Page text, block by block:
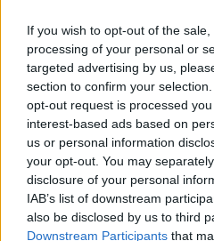
If you wish to opt-out of the
processing of your personal or
targeted advertising by us,
section to confirm your
opt-out request is processed
interest-based ads based on
us or personal information
your opt-out. You may
disclosure of your personal
IAB’s list of downstream
also be disclosed by us to third
Downstream Participants that
επιβάτιδα που
έσπασε το παράθυρο
3Ανησυχία από το
Δυτικού Νείλου με
- «Καμπανάκι» από
Αθηνών για την
υγείας
4Φωτιά σε κατάστημα
Εκκενώθηκε
5Νέος
και δολοφονούσε